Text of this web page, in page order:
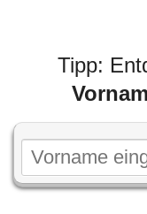
Tipp: